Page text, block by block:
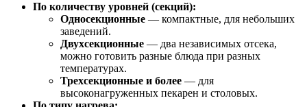
По количеству уровней (секций):
Односекционные — компактные, для небольших
заведений.
Двухсекционные — два независимых отсека,
можно готовить разные блюда при разных
температурах.
Трехсекционные и более — для
высоконагруженных пекарен и столовых.